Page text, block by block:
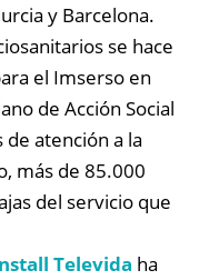
y Barcelona.
se hace
el Imserso en
de Acción Social
de atención a la
más de 85.000
del servicio que
Televida ha